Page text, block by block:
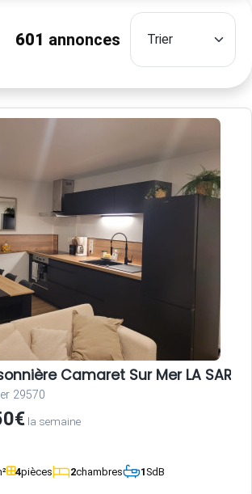
601 annonces
Camaret Sur Mer LA
29570
la semaine
4pièces 2chambres 1SdB